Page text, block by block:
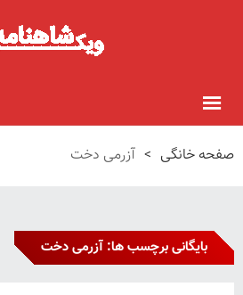
صفحه خانگی > آزرمی دخت
بایگانی برچسب ها: آزرمی دخت